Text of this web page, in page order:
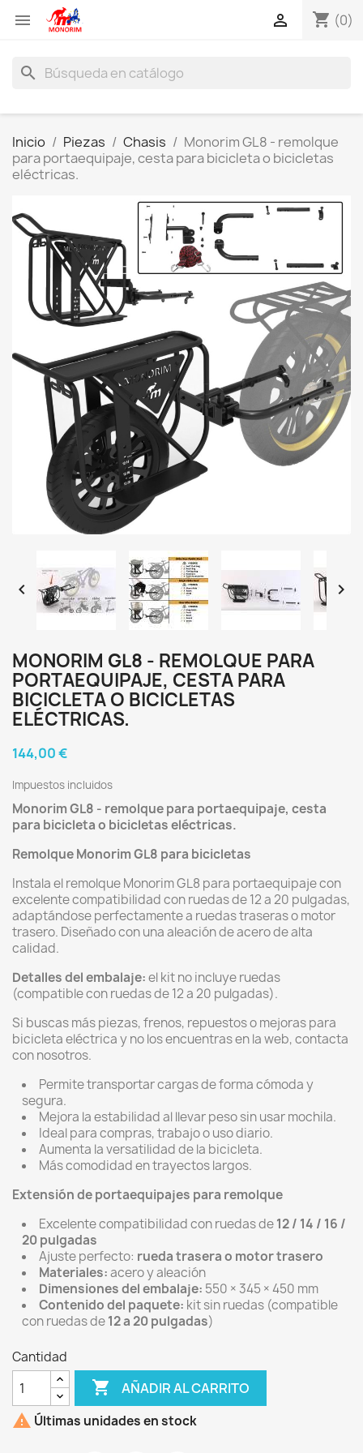
 shopping_cart (0)

search
Inicio Piezas Chasis
Monorim GL8 - remolque
para portaequipaje, cesta para bicicleta o bicicletas
eléctricas.
 
MONORIM GL8 - REMOLQUE PARA
PORTAEQUIPAJE, CESTA PARA
BICICLETA O BICICLETAS
ELÉCTRICAS.
144,00 €
Impuestos incluidos
Monorim GL8 - remolque para portaequipaje, cesta
para bicicleta o bicicletas eléctricas.
Remolque Monorim GL8 para bicicletas
Instala el remolque Monorim GL8 para portaequipaje con
excelente compatibilidad con ruedas de 12 a 20 pulgadas,
adaptándose perfectamente a ruedas traseras o motor
trasero. Diseñado con una aleación de acero de alta
calidad.
Detalles del embalaje:el kit no incluye ruedas
(compatible con ruedas de 12 a 20 pulgadas).
Si buscas más piezas, frenos, repuestos o mejoras para
bicicleta eléctrica y no los encuentras en la web, contacta
con nosotros.
Permite transportar cargas de forma cómoda y
segura.
Mejora la estabilidad al llevar peso sin usar mochila.
Ideal para compras, trabajo o uso diario.
Aumenta la versatilidad de la bicicleta.
Más comodidad en trayectos largos.
Extensión de portaequipajes para remolque
Excelente compatibilidad con ruedas de12 / 14 / 16 /
20 pulgadas
Ajuste perfecto: rueda trasera o motor trasero
Materiales:acero y aleación
Dimensiones del embalaje: 550 × 345 × 450 mm
Contenido del paquete: kit sin ruedas (compatible
con ruedas de12 a 20 pulgadas)
Cantidad
 AÑADIR AL CARRITO
 Últimas unidades en stock